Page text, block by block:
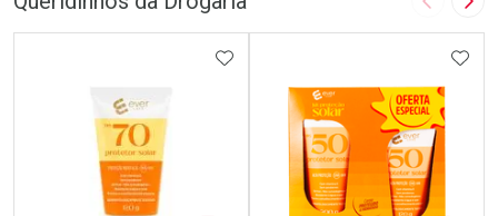
Imagem
ADICIONAR AOS FAVORITOS